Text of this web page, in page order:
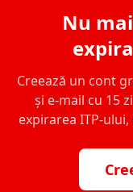
Nu
Creează un cont
și e-mail cu 15
expirarea ITP-ului,